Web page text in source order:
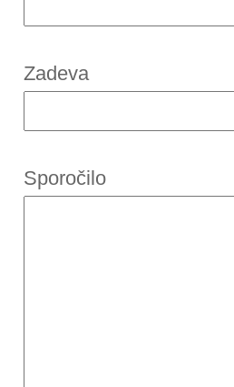
Zadeva
Sporočilo